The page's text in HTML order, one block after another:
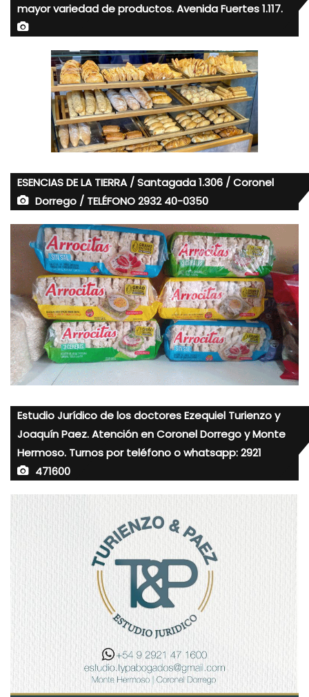
mayor variedad de productos. Avenida Fuertes 1.117.
ESENCIAS DE LA TIERRA / Santagada 1.306 / Coronel
Dorrego / TELÉFONO 2932 40-0350
Estudio Jurídico de los doctores Ezequiel Turienzo y
Joaquín Paez. Atención en Coronel Dorrego y Monte
Hermoso. Turnos por teléfono o whatsapp: 2921
471600